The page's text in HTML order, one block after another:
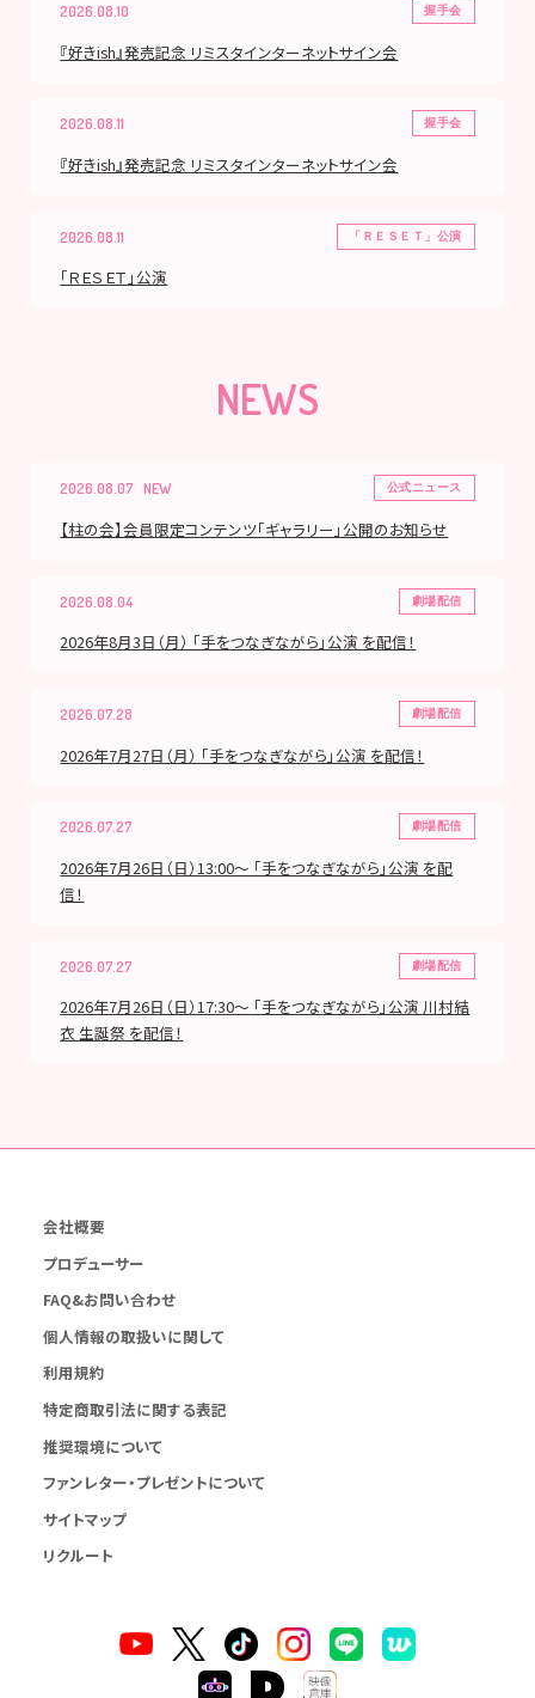
2026.08.10 握手会
『好きish』発売記念 リミスタインターネットサイン会
2026.08.11 握手会
『好きish』発売記念 リミスタインターネットサイン会
2026.08.11 「ＲＥＳＥＴ」公演
「ＲＥＳＥＴ」公演
NEWS
2026.08.07 公式ニュース
【柱の会】会員限定コンテンツ「ギャラリー」公開のお知らせ
2026.08.04 劇場配信
2026年8月3日（月） 「手をつなぎながら」公演 を配信！
2026.07.28 劇場配信
2026年7月27日（月） 「手をつなぎながら」公演 を配信！
2026.07.27 劇場配信
2026年7月26日（日）13:00～ 「手をつなぎながら」公演 を配
信！
2026.07.27 劇場配信
2026年7月26日（日）17:30～ 「手をつなぎながら」公演 川村結
衣 生誕祭 を配信！
会社概要
プロデューサー
FAQ&お問い合わせ
個人情報の取扱いに関して
利用規約
特定商取引法に関する表記
推奨環境について
ファンレター・プレゼントについて
サイトマップ
リクルート